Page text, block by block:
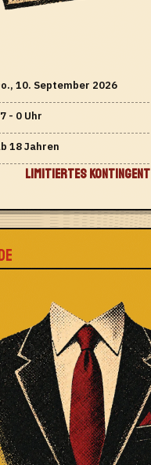
10. September 2026
- 0 Uhr
18 Jahren
LIMITIERTES KONTINGENT